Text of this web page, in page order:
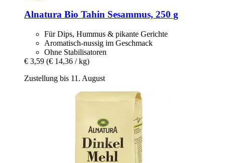
Alnatura Bio Tahin Sesammus, 250 g
Für Dips, Hummus & pikante Gerichte
Aromatisch-nussig im Geschmack
Ohne Stabilisatoren
€ 3,59 (€ 14,36 / kg)
Zustellung bis 11. August